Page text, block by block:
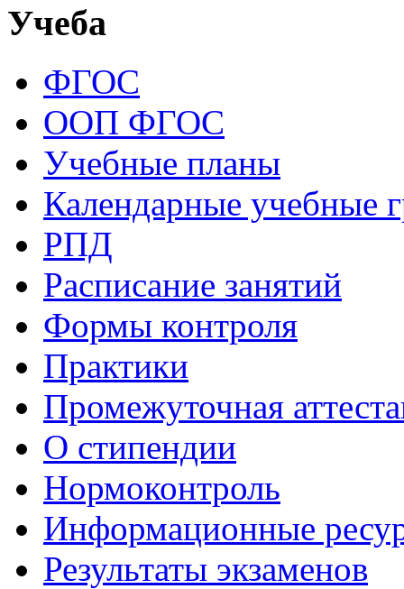
Учеба
ФГОС
ООП ФГОС
Учебные планы
Календарные учебные
РПД
Расписание занятий
Формы контроля
Практики
Промежуточная
О стипендии
Нормоконтроль
Информационные
Результаты экзаменов